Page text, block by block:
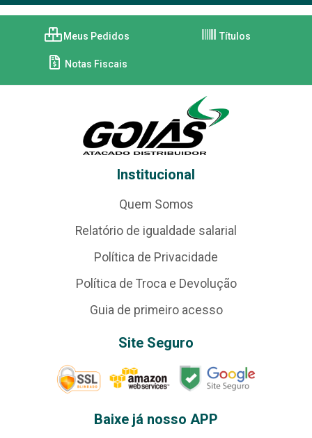
Meus Pedidos Títulos
Notas Fiscais
Institucional
Quem Somos
Relatório de igualdade salarial
Política de Privacidade
Política de Troca e Devolução
Guia de primeiro acesso
Site Seguro
Baixe já nosso APP